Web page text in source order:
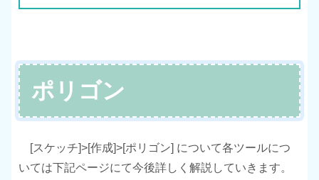
ポリゴン
[スケッチ]>[作成]>[ポリゴン] について各ツールにつ
いては下記ページにて今後詳しく解説していきます。